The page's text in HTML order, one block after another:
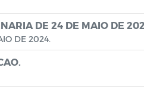
DE 24 DE MAIO DE
DE 2024.